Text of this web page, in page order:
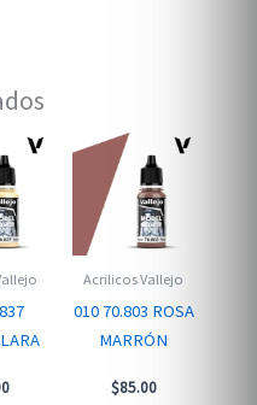
Acrilicos Vallejo
010 70.803 ROSA
MARRÓN
$85.00